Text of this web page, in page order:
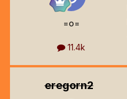
=o=
11.4k
eregorn2